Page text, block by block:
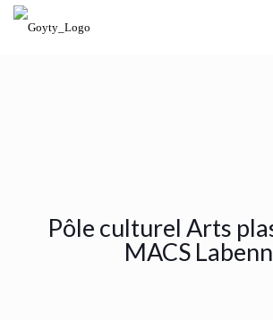
Pôle culturel Arts
MACS